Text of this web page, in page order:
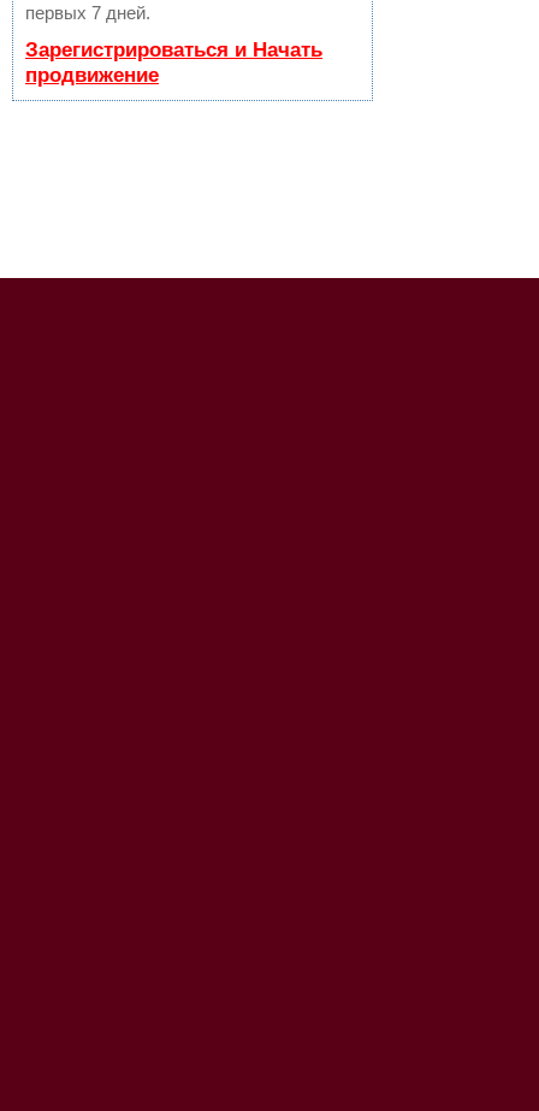
первых 7 дней.
Зарегистрироваться и Начать
продвижение